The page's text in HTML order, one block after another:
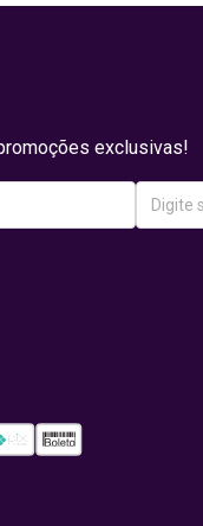
exclusivas!